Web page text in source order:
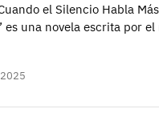
el Silencio Habla
es una novela escrita por